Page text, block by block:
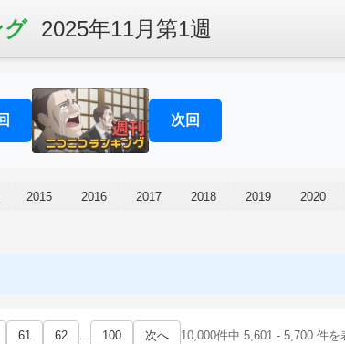
グ 2025年11月第1週
次回
2015 2016 2017 2018 2019 2020
61 62 ... 100 次へ 10,000件中 5,601 - 5,700 件を